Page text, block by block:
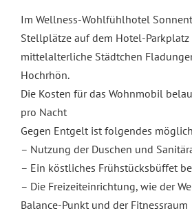
Im Wellness-Wohlfühlhotel
Stellplätze auf dem Hotel-
mittelalterliche Städtchen
Hochrhön.
Die Kosten für das Wohnmobil
pro Nacht
Gegen Entgelt ist folgendes
– Nutzung der Duschen und
– Ein köstliches Frühstücksbüffet
– Die Freizeiteinrichtung, wie der
Balance-Punkt und der Fitnessraum